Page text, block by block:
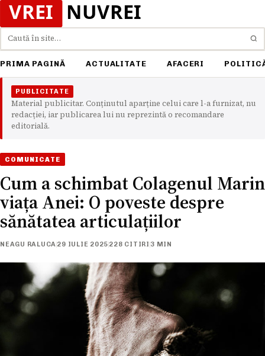
Caută
PRIMA PAGINĂ ACTUALITATE AFACERI
PUBLICITATE
Material publicitar. Conținutul aparține celui care l-a furnizat, nu
redacției, iar publicarea lui nu reprezintă o recomandare
editorială.
COMUNICATE
Cum a schimbat Colagenul Marin
viața Anei: O poveste despre
sănătatea articulațiilor
NEAGU RALUCA 29 IULIE 2025 228 CITIRI 3 MIN